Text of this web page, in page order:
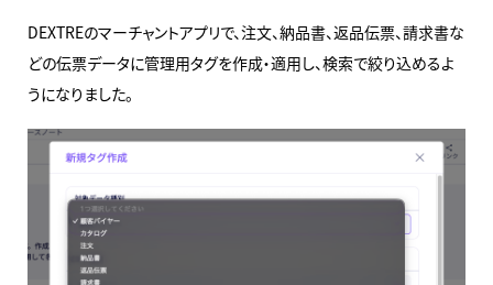
DEXTREのマーチャントアプリで、注文、納品書、返品伝票、請求書な
どの伝票データに管理用タグを作成・適用し、検索で絞り込めるよ
うになりました。